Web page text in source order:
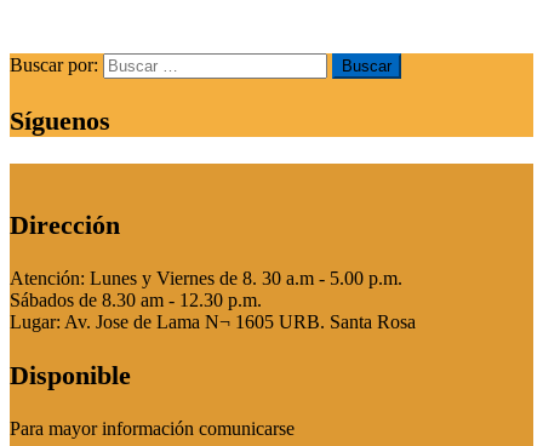
Buscar por:
Síguenos
Dirección
Atención: Lunes y Viernes de 8. 30 a.m - 5.00 p.m.
Sábados de 8.30 am - 12.30 p.m.
Lugar: Av. Jose de Lama N¬ 1605 URB. Santa Rosa
Disponible
Para mayor información comunicarse